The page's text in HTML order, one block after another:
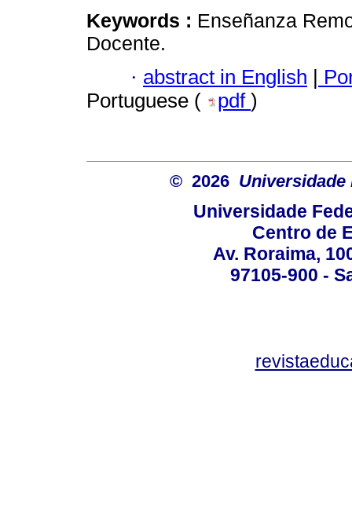
Keywords : Enseñanza
Docente.
· abstract in English |
Portuguese (
pdf )
© 2026 Universidade
Universidade
Centro de
Av. Roraima,
97105-900 -